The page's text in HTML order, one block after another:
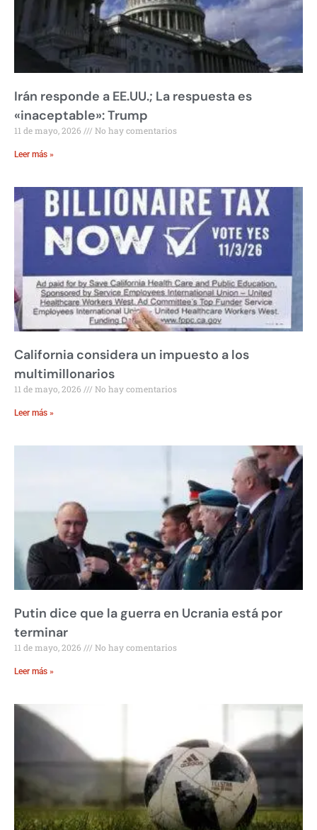
Irán responde a EE.UU.; La respuesta es
«inaceptable»: Trump
11 de mayo, 2026 No hay comentarios
Leer más »
California considera un impuesto a los
multimillonarios
11 de mayo, 2026 No hay comentarios
Leer más »
Putin dice que la guerra en Ucrania está por
terminar
11 de mayo, 2026 No hay comentarios
Leer más »